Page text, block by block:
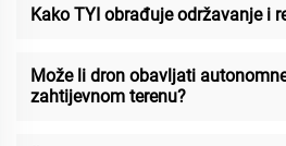
Kako TYI obrađuje održavanje i
Može li dron obavljati
zahtijevnom terenu?